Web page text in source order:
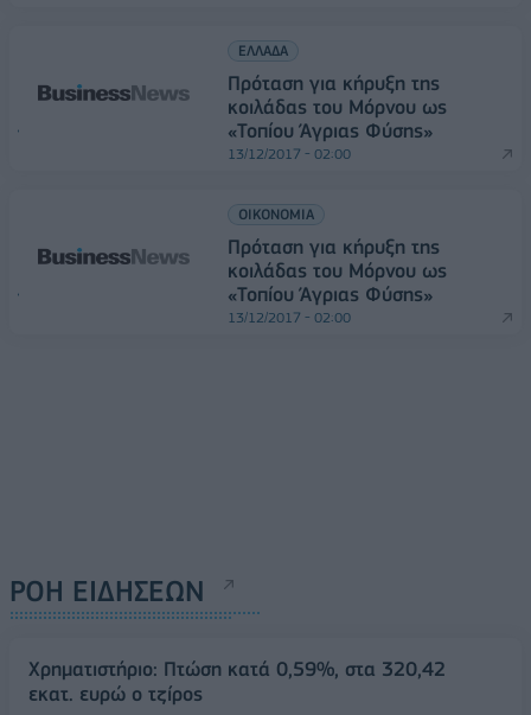
ΕΛΛΑΔΑ
Πρόταση για κήρυξη της
κοιλάδας του Μόρνου ως
«Τοπίου Άγριας Φύσης»
13/12/2017 - 02:00
ΟΙΚΟΝΟΜΙΑ
Πρόταση για κήρυξη της
κοιλάδας του Μόρνου ως
«Τοπίου Άγριας Φύσης»
13/12/2017 - 02:00
ΡΟΗ ΕΙΔΗΣΕΩΝ
Χρηματιστήριο: Πτώση κατά 0,59%, στα 320,42
εκατ. ευρώ ο τζίρος